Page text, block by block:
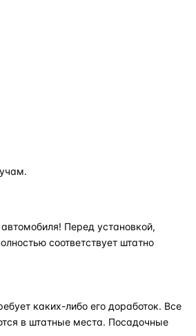
Перед установкой,
соответствует штатно
каких-либо его доработок. Все
в штатные места. Посадочные